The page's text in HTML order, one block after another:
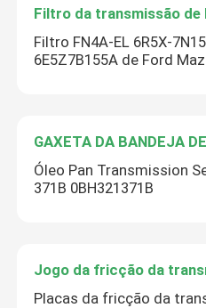
Filtro da transmissão de
Filtro FN4A-EL 6R5X-
6E5Z7B155A de Ford
GAXETA DA BANDEJA
Óleo Pan Transmission
371B 0BH321371B
Jogo da fricção da
Placas da fricção da